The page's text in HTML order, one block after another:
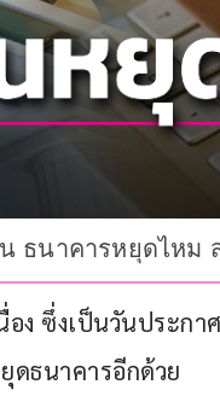
ธนาคารหยุดไหม
ง ซึ่งเป็นวันประกาศ
ดธนาคารอีกด้วย